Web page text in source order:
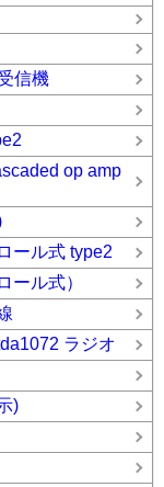
信機
op amp
ール式 type2
ール式）
ラジオ
)